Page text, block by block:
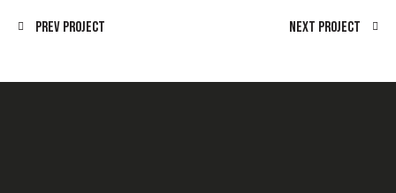
Prev Project Next Project